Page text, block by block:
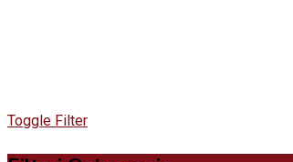
Toggle Filter